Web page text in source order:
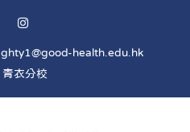
ghty1@good-health.edu.hk
青衣分校